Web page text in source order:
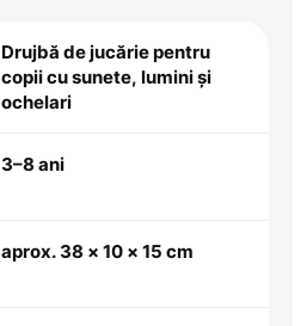
Drujbă de jucărie pentru
copii cu sunete, lumini și
ochelari
3–8 ani
aprox. 38 × 10 × 15 cm